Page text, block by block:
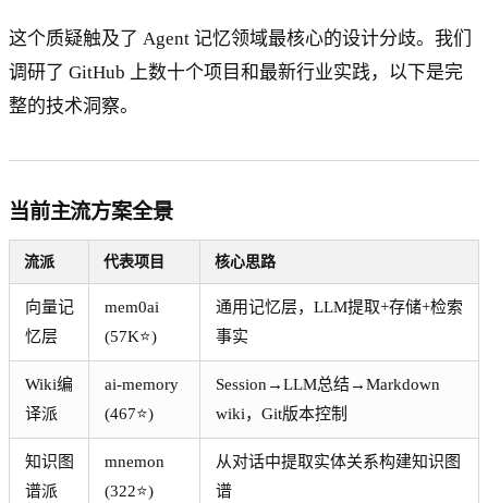
这个质疑触及了 Agent 记忆领域最核心的设计分歧。我们
调研了 GitHub 上数十个项目和最新行业实践，以下是完
整的技术洞察。
当前主流方案全景
流派 代表项目 核心思路
向量记
忆层
mem0ai
(57K⭐)
通用记忆层，LLM提取+存储+检索
事实
Wiki编
译派
ai-memory
(467⭐)
Session→LLM总结→Markdown
wiki，Git版本控制
知识图
谱派
mnemon
(322⭐)
从对话中提取实体关系构建知识图
谱